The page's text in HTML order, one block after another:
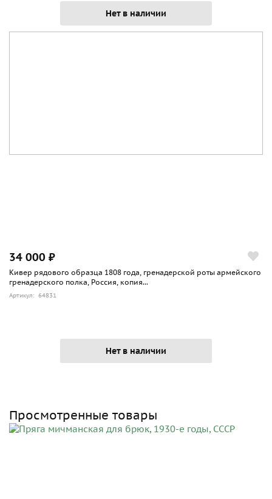
Нет в наличии
34 000 ₽
Кивер рядового образца 1808 года, гренадерской роты армейского
гренадерского полка, Россия, копия...
Артикул: 64831
Нет в наличии
Просмотренные товары